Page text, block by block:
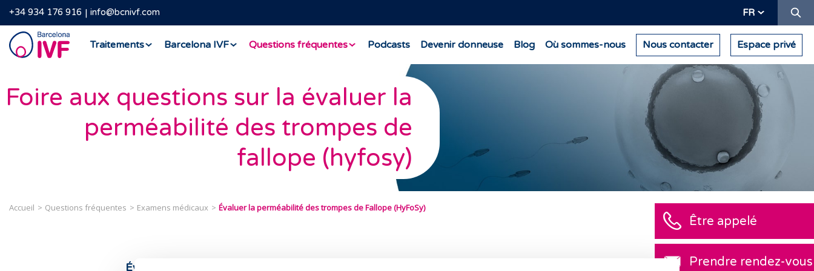
+34 934 176 916 info@bcnivf.com FR
Barcelona
IVF
Traitements Barcelona IVF Questions fréquentes Podcasts Devenir donneuse Blog Où sommes-nous Nous contacter Espace privé
Foire aux questions sur la évaluer la
perméabilité des trompes de
fallope (hyfosy)
Accueil Questions fréquentes Examens médicaux Évaluer la perméabilité des trompes de Fallope (HyFoSy)
Évaluer la perméabilité des
Être appelé
Prendre rendez-vous